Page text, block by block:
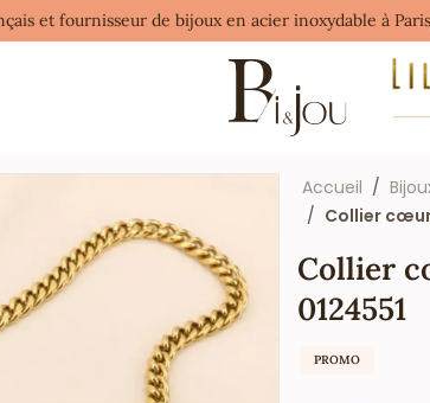
et fournisseur de bijoux en acier inoxydable à
Accueil
Collier
Collier
0124551
PROMO